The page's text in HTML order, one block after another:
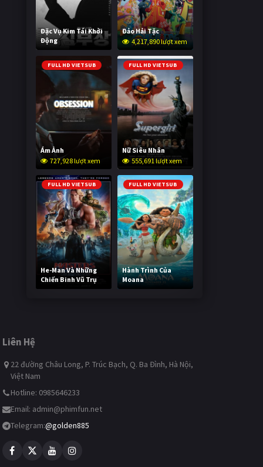
Đặc Vụ Kim Tái Khởi
Động
604,463 lượt xem
Đảo Hải Tặc
4,217,890 lượt xem
FULL HD VIETSUB
Ám Ảnh
727,928 lượt xem
FULL HD VIETSUB
Nữ Siêu Nhân
555,691 lượt xem
FULL HD VIETSUB
He-Man Và Những
Chiến Binh Vũ Trụ
246,353 lượt xem
FULL HD VIETSUB
Hành Trình Của
Moana
497,164 lượt xem
Liên Hệ
22 đường Châu Long, P. Trúc Bạch, Q. Ba Đình, Hà Nội,
Việt Nam
Hotline: 0985646233
Email: admin@phimfun.net
Telegram:@golden885